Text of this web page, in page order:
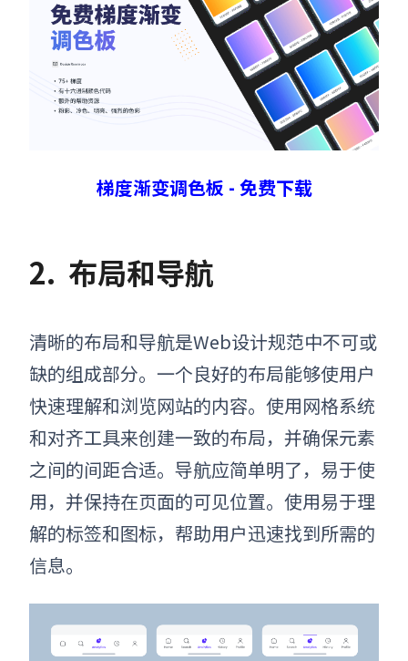
梯度渐变调色板 - 免费下载
2. 布局和导航
清晰的布局和导航是Web设计规范中不可或
缺的组成部分。一个良好的布局能够使用户
快速理解和浏览网站的内容。使用网格系统
和对齐工具来创建一致的布局，并确保元素
之间的间距合适。导航应简单明了，易于使
用，并保持在页面的可见位置。使用易于理
解的标签和图标，帮助用户迅速找到所需的
信息。